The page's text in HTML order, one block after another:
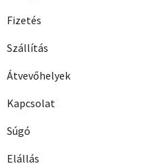
Fizetés
Szállítás
Átvevőhelyek
Kapcsolat
Súgó
Elállás